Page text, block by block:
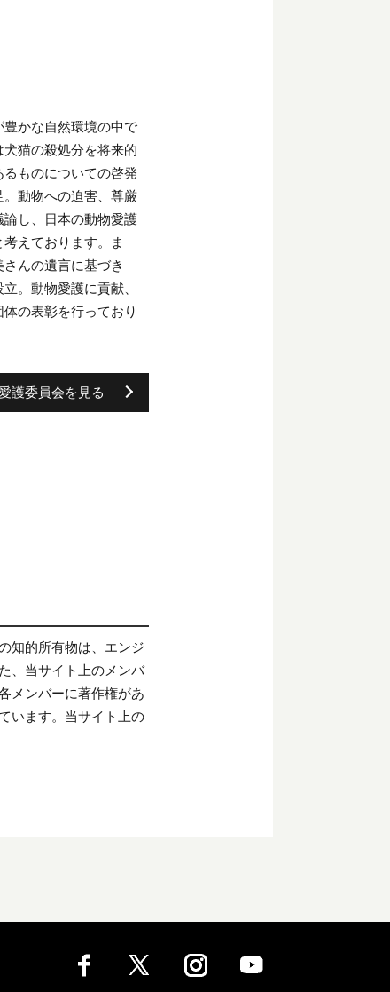
かな自然環境の中で
猫の殺処分を将来的
ものについての啓発
動物への迫害、尊厳
し、日本の動物愛護
えております。ま
んの遺言に基づき
。動物愛護に貢献、
の表彰を行っており
護委員会を見る
知的所有物は、エンジ
、当サイト上のメンバ
メンバーに著作権があ
います。当サイト上の